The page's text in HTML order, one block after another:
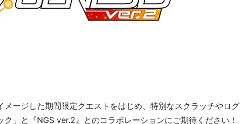
ージした期間限定クエストをはじめ、特別なスクラッチやログ
」と『NGS ver.2』とのコラボレーションにご期待ください！